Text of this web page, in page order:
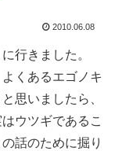
2010.06.08
行きました。
くあるエゴノキ
思いましたら、
ウツギであるこ
話のために掘り